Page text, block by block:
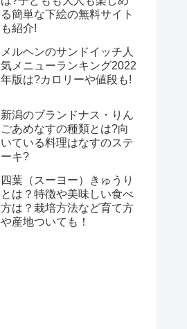
る簡単な下絵の無料サイト
も紹介!
メルヘンのサンドイッチ人
気メニューランキング2022
年版は?カロリーや値段も!
新潟のブランドナス・りん
ごあめなすの種類とは?向
いている料理はなすのステ
ーキ?
四葉（スーヨー）きゅうり
とは？特徴や美味しい食べ
方は？栽培方法など育て方
や産地ついても！